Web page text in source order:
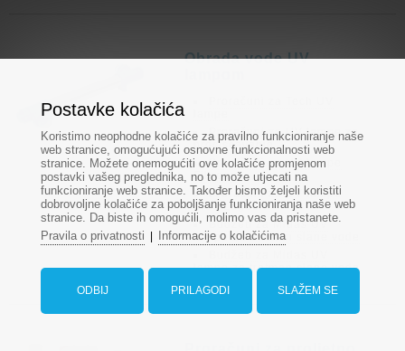
Obrada vode UV
Proračuni za UV lampe za
pročišćavanje
Proračuni za UV lampe
Filtreau
Proračuni za UV lampe
Blue Lagoon
Budžeti za Midas UV
lampe za tretman slane vode
lampe za tretman slane vode
Postavke kolačića
Koristimo neophodne kolačiće za pravilno funkcioniranje naše
web stranice, omogućujući osnovne funkcionalnosti web
stranice. Možete onemogućiti ove kolačiće promjenom
postavki vašeg preglednika, no to može utjecati na
funkcioniranje web stranice. Također bismo željeli koristiti
dobrovoljne kolačiće za poboljšanje funkcioniranja naše web
stranice. Da biste ih omogućili, molimo vas da pristanete.
Pravila o privatnosti
Informacije o kolačićima
SLAŽEM SE
PRILAGODI
ODBIJ